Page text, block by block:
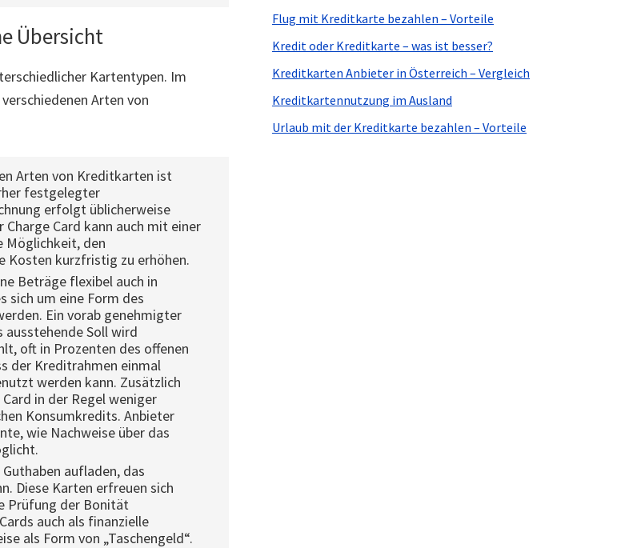
Übersicht
Kartentypen. Im
Arten von
Arten von Kreditkarten ist
festgelegter
erfolgt üblicherweise
Card kann auch mit einer
Möglichkeit, den
Kosten kurzfristig zu erhöhen.
Beträge flexibel auch in
sich um eine Form des
Ein vorab genehmigter
Soll wird
oft in Prozenten des offenen
der Kreditrahmen einmal
werden kann. Zusätzlich
in der Regel weniger
Konsumkredits. Anbieter
wie Nachweise über das
aufladen, das
Diese Karten erfreuen sich
Prüfung der Bonität
auch als finanzielle
als Form von „Taschengeld“.
Flug mit Kreditkarte bezahlen – Vorteile
Kredit oder Kreditkarte – was ist besser?
Kreditkarten Anbieter in Österreich – Vergleich
Kreditkartennutzung im Ausland
Urlaub mit der Kreditkarte bezahlen – Vorteile